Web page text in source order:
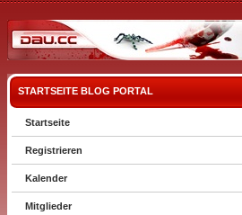
STARTSEITE BLOG PORTAL
Startseite
Registrieren
Kalender
Mitglieder